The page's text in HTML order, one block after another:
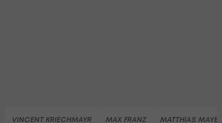
VINCENT KRIECHMAYR MAX FRANZ MATTHIAS MAYER